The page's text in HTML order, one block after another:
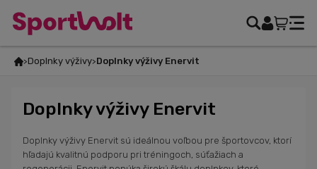
Doplnky výživy Doplnky výživy Enervit
Doplnky výživy Enervit
Doplnky výživy Enervit sú ideálnou voľbou pre športovcov, ktorí
hľadajú kvalitnú podporu pri tréningoch, súťažiach a